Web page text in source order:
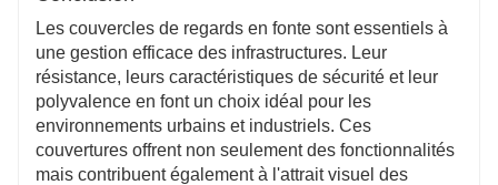
Les couvercles de regards en fonte sont essentiels à
une gestion efficace des infrastructures. Leur
résistance, leurs caractéristiques de sécurité et leur
polyvalence en font un choix idéal pour les
environnements urbains et industriels. Ces
couvertures offrent non seulement des fonctionnalités
mais contribuent également à l'attrait visuel des